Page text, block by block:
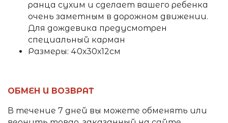
ранца сухим и сделает вашего ребенка
очень заметным в дорожном движении.
Для дождевика предусмотрен
специальный карман
Размеры: 40х30х12см
ОБМЕН И ВОЗВРАТ
В течение 7 дней вы можете обменять или